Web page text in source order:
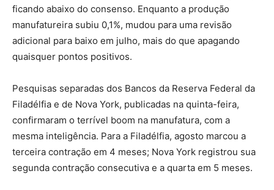
ficando abaixo do consenso. Enquanto a produção
manufatureira subiu 0,1%, mudou para uma revisão
adicional para baixo em julho, mais do que apagando
quaisquer pontos positivos.
Pesquisas separadas dos Bancos da Reserva Federal da
Filadélfia e de Nova York, publicadas na quinta-feira,
confirmaram o terrível boom na manufatura, com a
mesma inteligência. Para a Filadélfia, agosto marcou a
terceira contração em 4 meses; Nova York registrou sua
segunda contração consecutiva e a quarta em 5 meses.